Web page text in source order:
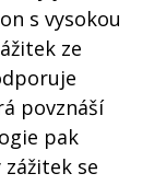
s vysokou
ze
povznáší
pak
se